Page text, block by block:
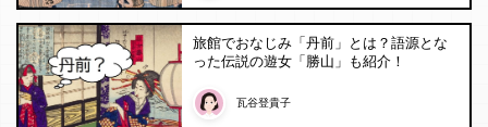
旅館でおなじみ「丹前」とは？語源とな
った伝説の遊女「勝山」も紹介！
瓦谷登貴子